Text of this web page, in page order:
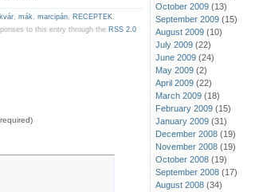
mák marcipán RECEPTEK
to this entry through the RSS 2.0
October 2009 (13)
September 2009 (15)
August 2009 (10)
July 2009 (22)
June 2009 (24)
May 2009 (2)
April 2009 (22)
March 2009 (18)
February 2009 (15)
January 2009 (31)
December 2008 (19)
November 2008 (19)
October 2008 (19)
September 2008 (17)
August 2008 (34)